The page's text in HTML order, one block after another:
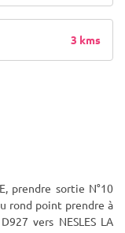
3 kms
prendre sortie N°10
rond point prendre à
vers NESLES LA